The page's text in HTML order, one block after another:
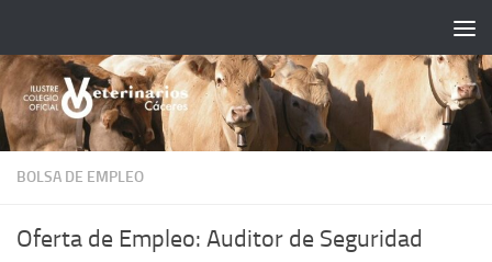
BOLSA DE EMPLEO
Oferta de Empleo: Auditor de Seguridad